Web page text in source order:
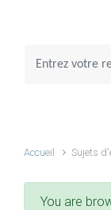
Accueil Sujets
You are